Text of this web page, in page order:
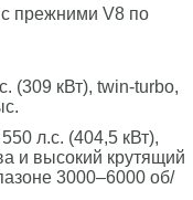
с прежними V8 по
(309 кВт), twin-turbo,
л.с. (404,5 кВт),
и высокий крутящий
3000–6000 об/